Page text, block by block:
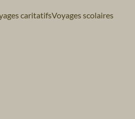
caritatifsVoyages scolaires